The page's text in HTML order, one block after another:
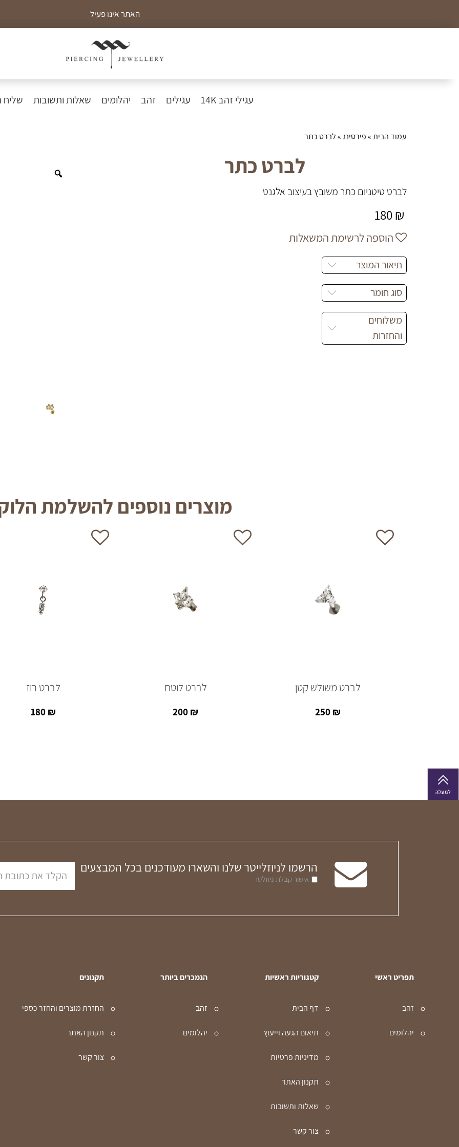
האתר אינו פעיל
עגילי זהב 14K עגילים זהב יהלומים שאלות ותשובות שליח
עמוד הבית»פירסינג» לברט כתר
לברט כתר
לברט טיטניום כתר משובץ בעיצוב אלגנט
180₪
הוספה לרשימת המשאלות
תיאור המוצר
סוג חומר
משלוחים
והחזרות
מוצרים נוספים להשלמת
לברט משולש קטן
250 ₪
לברט לוטם
200 ₪
לברט רוז
180 ₪
הרשמו לניוזלייטר שלנו והשארו מעודכנים בכל המבצעים
אישור קבלת ניוזלטר
תפריט ראשי
זהב
יהלומים
קטגוריות ראשיות
דף הבית
תיאום הגעה וייעוץ
מדיניות פרטיות
תקנון האתר
שאלות ותשובות
צור קשר
הנמכרים ביותר
זהב
יהלומים
תקנונים
החזרת מוצרים והחזר כספי
תקנון האתר
צור קשר